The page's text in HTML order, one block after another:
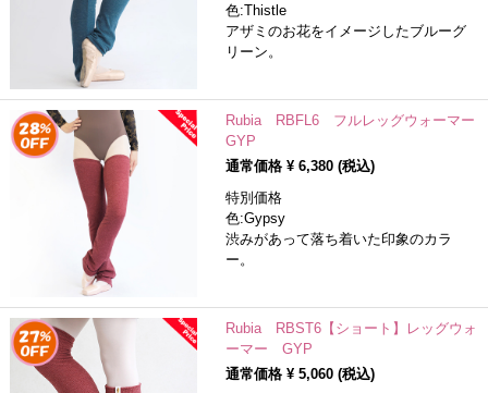
色:Thistle
アザミのお花をイメージしたブルーグ
リーン。
Rubia RBFL6 フルレッグウォーマー
GYP
通常価格 ¥ 6,380(税込)
特別価格
色:Gypsy
渋みがあって落ち着いた印象のカラ
ー。
Rubia RBST6【ショート】レッグウォ
ーマー GYP
通常価格 ¥ 5,060(税込)